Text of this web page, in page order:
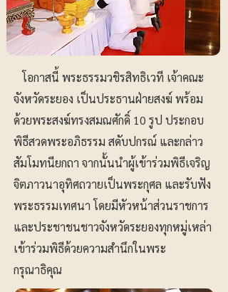
โอกาสนี้ พระธรรมวชิรสิทธิเวที เจ้าคณะ
จังหวัดระยอง เป็นประธานฝ่ายสงฆ์ พร้อม
ด้วยพระสงฆ์ทรงสมณศักดิ์ 10 รูป ประกอบ
พิธีสวดพระอภิธรรม สดับปกรณ์ และกล่าว
สัมโมทนียกถา จากนั้นนำผู้เข้าร่วมพิธีเจริญ
จิตภาวนาอุทิศถวายเป็นพระกุศล และรับฟัง
พระธรรมเทศนา โดยมีหัวหน้าส่วนราชการ
และประชาชนชาวจังหวัดระยองทุกหมู่เหล่า
เข้าร่วมพิธีด้วยความสำนึกในพระ
กรุณาธิคุณ